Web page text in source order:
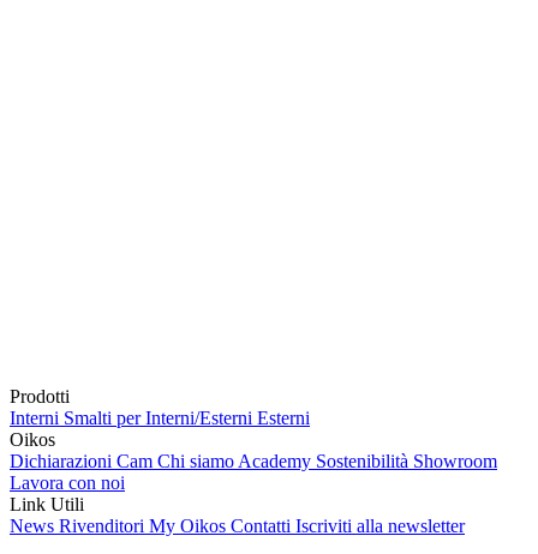
Prodotti
Interni Smalti per Interni/Esterni Esterni
Oikos
Dichiarazioni Cam Chi siamo Academy Sostenibilità Showroom
Lavora con noi
Link Utili
News Rivenditori My Oikos Contatti Iscriviti alla newsletter